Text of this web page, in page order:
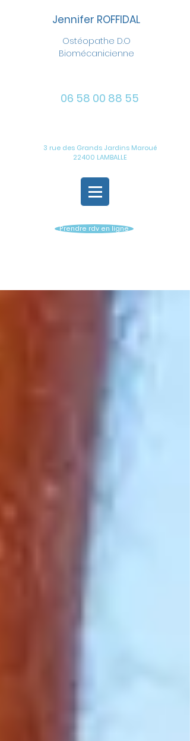
Jennifer ROFFIDAL
Ostéopathe D.O
Biomécanicienne
06 58 00 88 55
3 rue des Grands Jardins Maroué
22400 LAMBALLE
Prendre rdv en ligne